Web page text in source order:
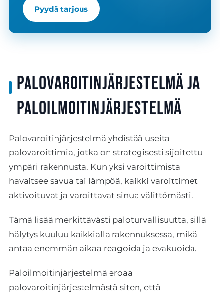
Pyydä tarjous
Palovaroitinjärjestelmä ja
paloilmoitinjärjestelmä
Palovaroitinjärjestelmä yhdistää useita
palovaroittimia, jotka on strategisesti sijoitettu
ympäri rakennusta. Kun yksi varoittimista
havaitsee savua tai lämpöä, kaikki varoittimet
aktivoituvat ja varoittavat sinua välittömästi.
Tämä lisää merkittävästi paloturvallisuutta, sillä
hälytys kuuluu kaikkialla rakennuksessa, mikä
antaa enemmän aikaa reagoida ja evakuoida.
Paloilmoitinjärjestelmä eroaa
palovaroitinjärjestelmästä siten, että